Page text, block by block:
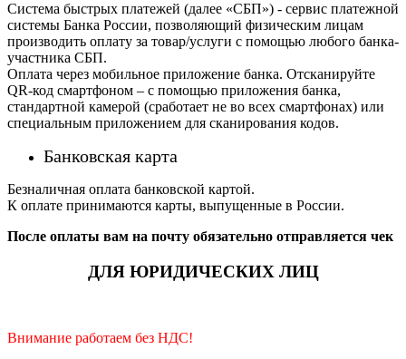
Система быстрых платежей (далее «СБП») - сервис платежной
системы Банка России, позволяющий физическим лицам
производить оплату за товар/услуги с помощью любого банка-
участника СБП.
Оплата через мобильное приложение банка. Отсканируйте
QR-код смартфоном – с помощью приложения банка,
стандартной камерой (сработает не во всех смартфонах) или
специальным приложением для сканирования кодов.
Банковская карта
Безналичная оплата банковской картой.
К оплате принимаются карты, выпущенные в России.
После оплаты вам на почту обязательно отправляется чек
ДЛЯ ЮРИДИЧЕСКИХ ЛИЦ
Внимание работаем без НДС!